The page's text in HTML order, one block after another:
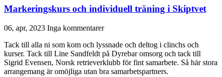
Markeringskurs och individuell träning i Skiptvet
06, apr, 2023 Inga kommentarer
Tack till alla ni som kom och lyssnade och deltog i clinchs och
kurser. Tack till Line Sandfeldt på Dyrebar omsorg och tack till
Sigrid Evensen, Norsk retrieverklubb för fint samarbete. Så här stora
arrangemang är omöjliga utan bra samarbetspartners.